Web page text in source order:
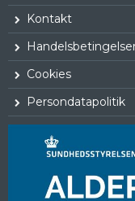
Kontakt
Cookies
Persondatapolitik